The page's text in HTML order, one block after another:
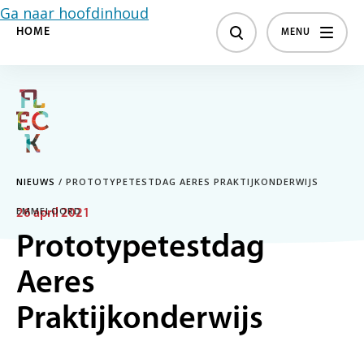
Ga naar hoofdinhoud
HOME MENU
NIEUWS / PROTOTYPETESTDAG AERES PRAKTIJKONDERWIJS
EMMELOORD
26 april 2021
Prototypetestdag
Aeres
Praktijkonderwijs